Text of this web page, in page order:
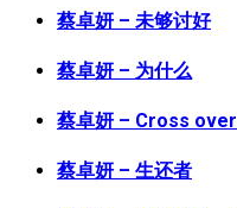
蔡卓妍 – 未够讨好
蔡卓妍 – 为什么
蔡卓妍 – Cross over
蔡卓妍 – 生还者